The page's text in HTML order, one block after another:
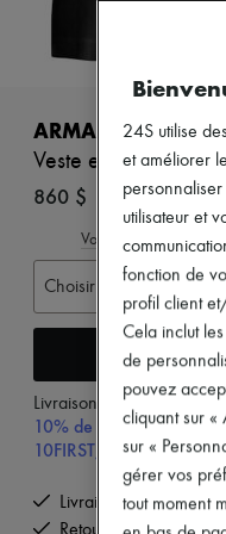
Zimmermann
Prêt-à-porter
Nouvelles marques
Robes
Ensembles
Vestes
Shorts
Denim
Pantalons
Tailleurs
Sweatshirts
Chaussures
Tous les produits
Sandales & Mules
Sneakers
ARMA
Veste en cuir
860 $
Voir le guide des
Choisir votre taille
Livraison à partir de
10% de remise sur
10FIRST, à partir de
Livraison offerte à
24S utilise
et améliorer
utilisateur et
fonction de
profil client
Cela inclut
de
pouvez
cliquant sur «
sur «
gérer vos
tout moment